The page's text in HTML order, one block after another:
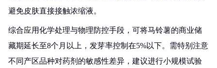
避免皮肤直接接触浓缩液。
综合应用化学处理与物理防控手段，可将马铃薯的商业储
藏期延长至8个月以上，发芽率控制在5%以下。需特别注意
不同产区品种对药剂的敏感性差异，建议进行小规模试验